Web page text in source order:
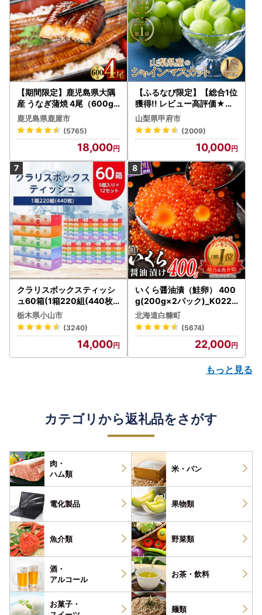
【期間限定】鹿児島県大隅
産 うなぎ蒲焼 4尾（600g
） KN007-004-04-cp18
うなぎ 鰻 魚 惣菜 総菜
鹿児島県鹿屋市
(5765)
18,000
【ふるなび限定】【総合1位
獲得!! レビュー高評価★】
〈2026年度配送分〉山梨
県産 シャインマスカット 2
～3房（1.0kg以上）シャイ
ン フルーツ FN-Limited-S
P
山梨県甲府市
(2009)
10,000
クラリスボックスティッシ
ュ60箱(1箱220組(440枚))
(5個入り×12セット)【配送
不可地域：離島・沖縄県】
【1256759】
栃木県小山市
(3240)
14,000
いくら醤油漬（鮭卵） 400
g(200g×2パック)_K022-
1676
北海道白糠町
(5674)
22,000
もっと見る
カテゴリから返礼品をさがす
肉・
ハム類
米・パン
電化製品 果物類
魚介類 野菜類
酒・
アルコール
お茶・ 飲料
お菓子・
麺類